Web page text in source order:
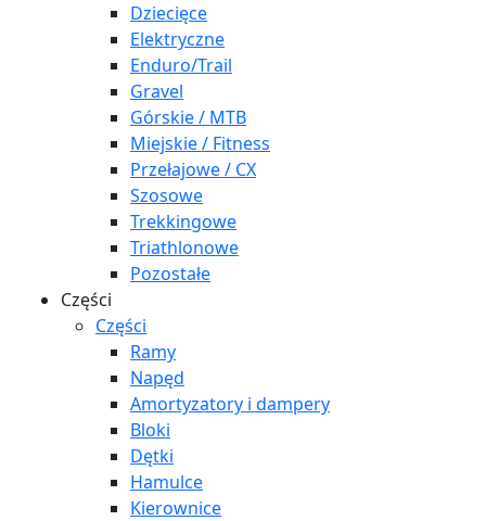
Dziecięce
Elektryczne
Enduro/Trail
Gravel
Górskie / MTB
Miejskie / Fitness
Przełajowe / CX
Szosowe
Trekkingowe
Triathlonowe
Pozostałe
Części
Części
Ramy
Napęd
Amortyzatory i dampery
Bloki
Dętki
Hamulce
Kierownice